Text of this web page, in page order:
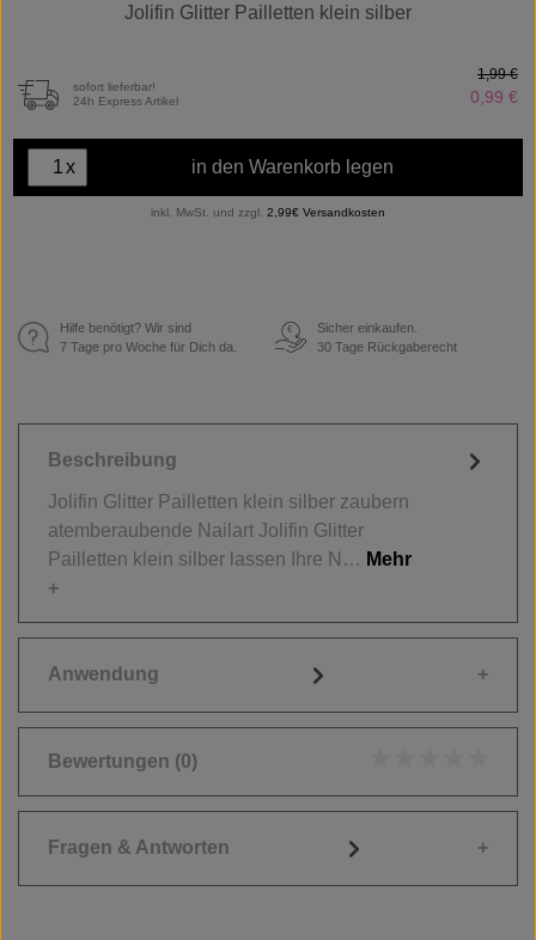
Jolifin Glitter Pailletten klein silber
sofort lieferbar!
24h Express Artikel
0,99 €
1,99 €
x in den Warenkorb legen
inkl. MwSt. und zzgl. 2,99€ Versandkosten
Hilfe benötigt? Wir sind
7 Tage pro Woche für Dich da.
€
Sicher einkaufen.
30 Tage Rückgaberecht
Beschreibung
Jolifin Glitter Pailletten klein silber zaubern
atemberaubende Nailart Jolifin Glitter
Pailletten klein silber lassen Ihre N… Mehr
Anwendung
Bewertungen (0)
Fragen & Antworten